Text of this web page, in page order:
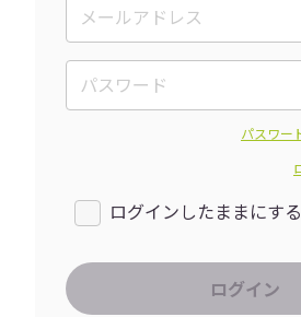
パスワー
ログインしたままにする